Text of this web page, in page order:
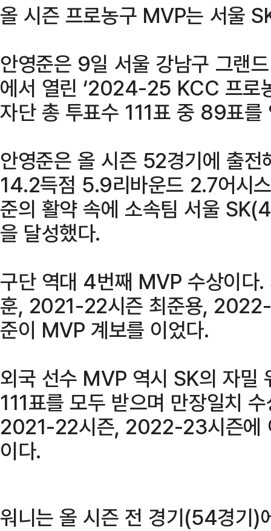
올 시즌 프로농구 MVP는 서울
안영준은 9일 서울 강남구 그랜
에서 열린 ‘2024-25 KCC 프로
자단 총 투표수 111표 중 89표
안영준은 올 시즌 52경기에 출
14.2득점 5.9리바운드 2.7어시
준의 활약 속에 소속팀 서울
을 달성했다.
구단 역대 4번째 MVP 수상이
훈, 2021-22시즌 최준용,
준이 MVP 계보를 이었다.
외국 선수 MVP 역시 SK의 자밀
111표를 모두 받으며 만장일치
2021-22시즌, 2022-23시즌에
이다.
워니는 올 시즌 전 경기(54경기